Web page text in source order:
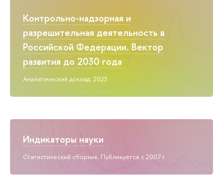
Контрольно-надзорная и
разрешительная деятельность в
Российской Федерации. Вектор
развития до 2030 года
Аналитический доклад. 2023
Индикаторы науки
Статистический сборник. Публикуется с 2007 г.